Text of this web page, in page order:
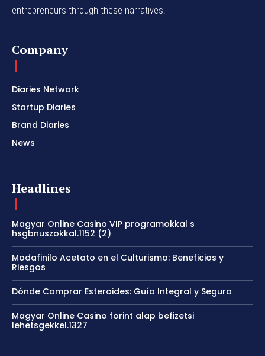
entrepreneurs through these narratives.
Company
Diaries Network
Startup Diaries
Brand Diaries
News
Headlines
Magyar Online Casino VIP programokkal s
hsgbnuszokkal.1152 (2)
Modafinilo Acetato en el Culturismo: Beneficios y
Riesgos
Dónde Comprar Esteroides: Guía Integral y Segura
Magyar Online Casino forint alap befizetsi
lehetsgekkel.1327